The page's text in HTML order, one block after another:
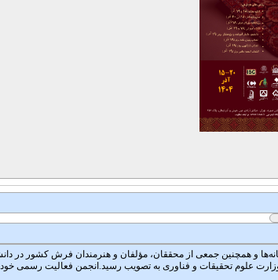
مؤسسات آموزش‌عالی ذیربط، وزارتخانه‌ها و همچنین جمعی از محققان، مؤلفان و